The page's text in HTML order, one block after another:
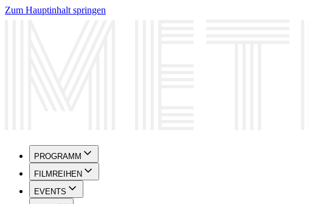
Zum Hauptinhalt springen
PROGRAMM
FILMREIHEN
EVENTS